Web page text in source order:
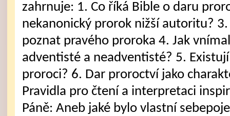
zahrnuje: 1. Co říká Bible o daru
nekanonický prorok nižší autoritu?
poznat pravého proroka 4. Jak
adventisté a neadventisté? 5.
proroci? 6. Dar proroctví jako
Pravidla pro čtení a interpretaci
Páně: Aneb jaké bylo vlastní